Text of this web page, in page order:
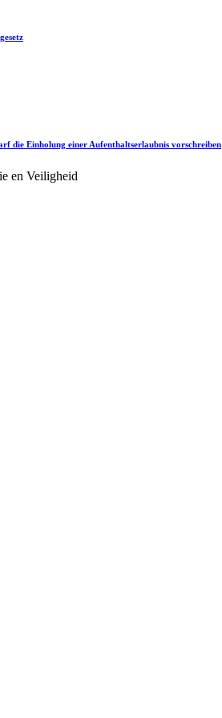
die Einholung einer Aufenthaltserlaubnis vorschreiben
en Veiligheid